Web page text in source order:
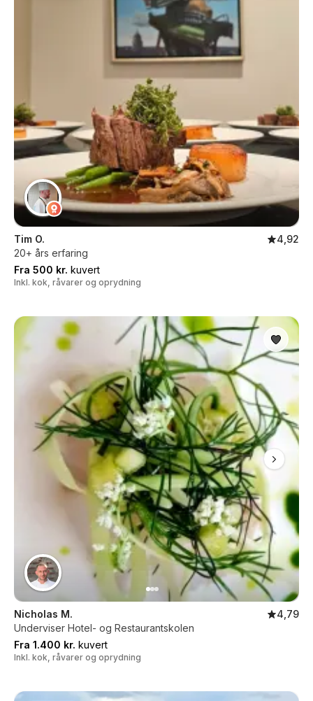
Tim O.
4,92
20+ års erfaring
Fra 500 kr. kuvert
Inkl. kok, råvarer og oprydning
Nicholas M.
4,79
Underviser Hotel- og Restaurantskolen
Fra 1.400 kr. kuvert
Inkl. kok, råvarer og oprydning